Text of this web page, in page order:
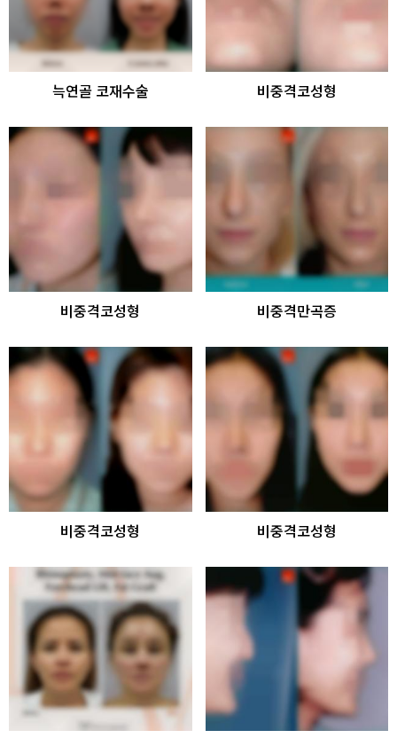
늑연골 코재수술 비중격코성형
비중격코성형 비중격만곡증
비중격코성형 비중격코성형